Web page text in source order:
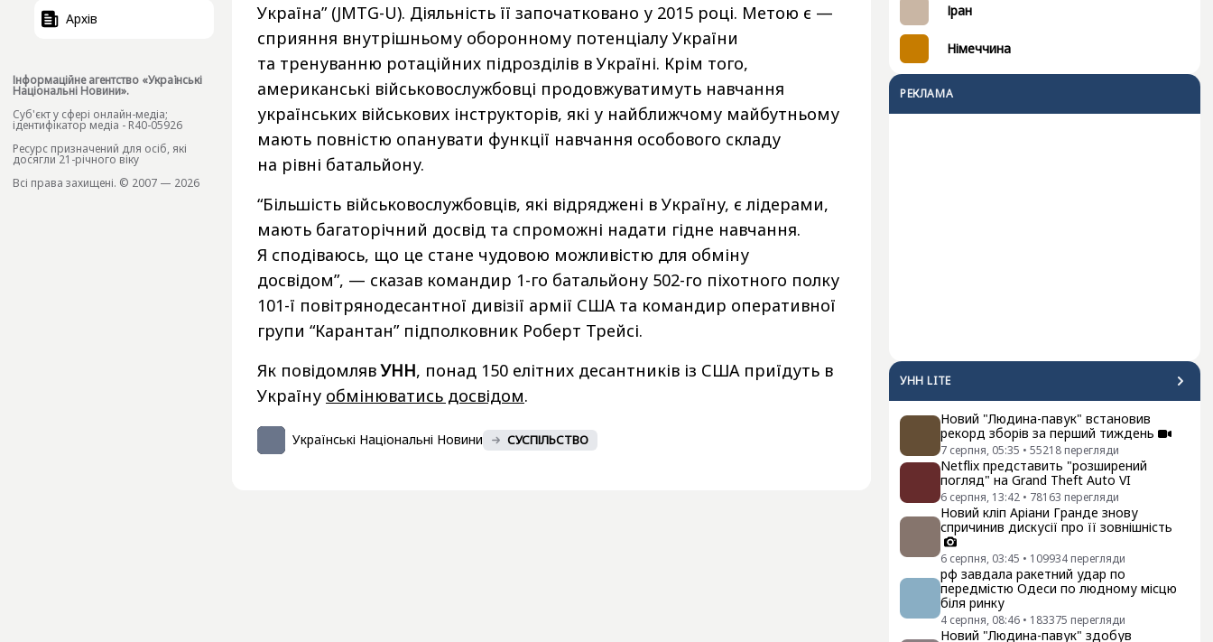
Архів
Інформаційне агентство «Українські
Національні Новини».
Cуб'єкт у сфері онлайн-медіа;
ідентифікатор медіа - R40-05926
Ресурс призначений для осіб, які
досягли 21-річного віку
Всі права захищені. © 2007 — 2026
Іран
Німеччина
РЕКЛАМА
УНН LITE
Новий "Людина-павук" встановив
рекорд зборів за перший тиждень
7 серпня, 05:35 • 55218 перегляди
Netflix представить "розширений
погляд" на Grand Theft Auto VI
6 серпня, 13:42 • 78163 перегляди
Новий кліп Аріани Гранде знову
спричинив дискусії про її зовнішність
6 серпня, 03:45 • 109934 перегляди
рф завдала ракетний удар по
передмістю Одеси по людному місцю
біля ринку
4 серпня, 08:46 • 183375 перегляди
Новий "Людина-павук" здобув
Україна” (JMTG-U). Діяльність її започатковано у 2015 році. Метою є —
сприяння внутрішньому оборонному потенціалу України
та тренуванню ротаційних підрозділів в Україні. Крім того,
американські військовослужбовці продовжуватимуть навчання
українських військових інструкторів, які у найближчому майбутньому
мають повністю опанувати функції навчання особового складу
на рівні батальйону.
“Більшість військовослужбовців, які відряджені в Україну, є лідерами,
мають багаторічний досвід та спроможні надати гідне навчання.
Я сподіваюсь, що це стане чудовою можливістю для обміну
досвідом”, — сказав командир 1-го батальйону 502-го піхотного полку
101-ї повітрянодесантної дивізії армії США та командир оперативної
групи “Карантан” підполковник Роберт Трейсі.
Як повідомлявУНН, понад 150 елітних десантників із США приїдуть в
Україну обмінюватись досвідом.
Українські Національні Новини СУСПІЛЬСТВО